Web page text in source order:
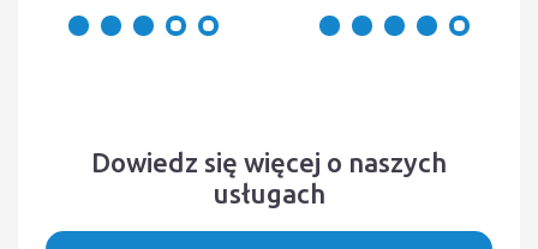
Dowiedz się więcej o naszych
usługach